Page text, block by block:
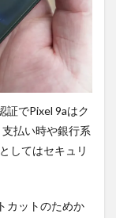
証でPixel 9aはク
払い時や銀行系
してはセキュリ
カットのためか